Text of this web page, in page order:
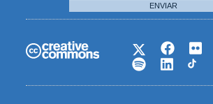
ENVIAR